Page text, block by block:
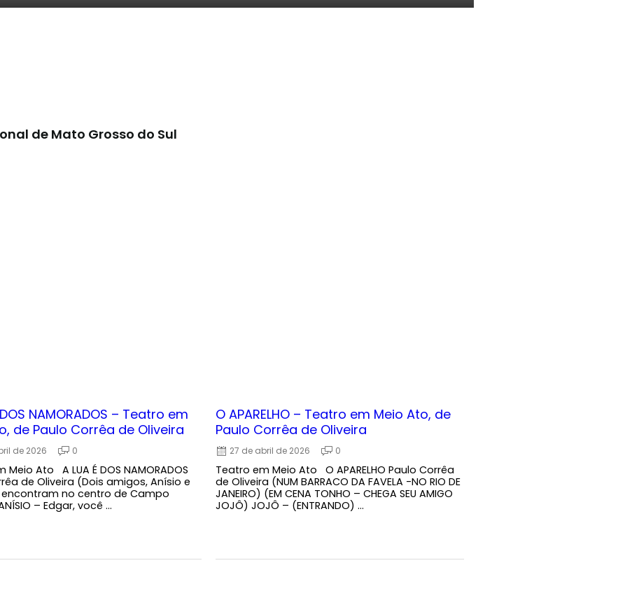
de Mato Grosso do Sul
NAMORADOS – Teatro em
de Paulo Corrêa de Oliveira
de 2026 0
Meio Ato A LUA É DOS NAMORADOS
de Oliveira (Dois amigos, Anísio e
encontram no centro de Campo
– Edgar, você ...
O APARELHO – Teatro em Meio Ato, de
Paulo Corrêa de Oliveira
27 de abril de 2026 0
Teatro em Meio Ato O APARELHO Paulo Corrêa
de Oliveira (NUM BARRACO DA FAVELA -NO RIO DE
JANEIRO) (EM CENA TONHO – CHEGA SEU AMIGO
JOJÔ) JOJÔ – (ENTRANDO) ...